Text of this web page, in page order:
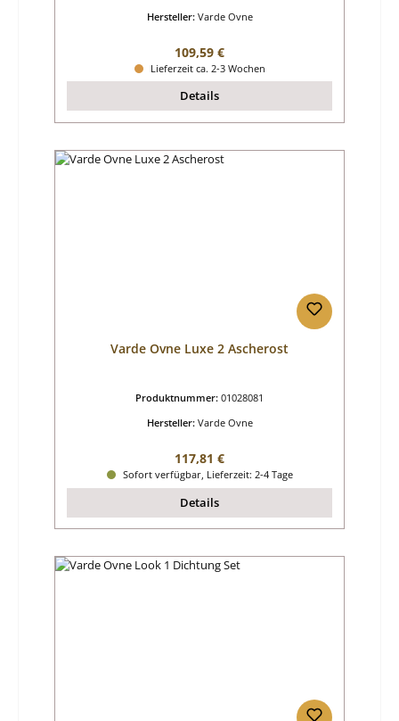
Hersteller: Varde Ovne
Regulärer Preis:
109,59 €
Lieferzeit ca. 2-3 Wochen
Details
Varde Ovne Luxe 2 Ascherost
Produktnummer: 01028081
Hersteller: Varde Ovne
Regulärer Preis:
117,81 €
Sofort verfügbar, Lieferzeit: 2-4 Tage
Details